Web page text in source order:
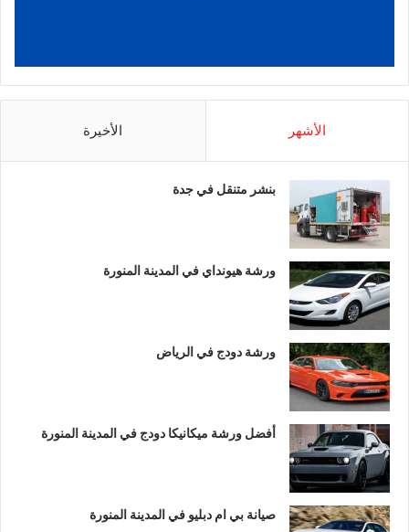
الأشهر الأخيرة
بنشر متنقل في جدة
ورشة هيونداي في المدينة المنورة
ورشة دودج في الرياض
أفضل ورشة ميكانيكا دودج في المدينة المنورة
صيانة بي ام دبليو في المدينة المنورة